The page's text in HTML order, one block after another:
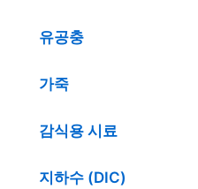
유공충
가죽
감식용 시료
지하수 (DIC)